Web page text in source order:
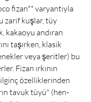
fizan** varyantıyla
zarif kuşlar, tüy
kakaoyu andıran
taşırken, klasik
veya şeritler) bu
Fizan ırkının
özelliklerinden
tavuk tüyü" (hen-